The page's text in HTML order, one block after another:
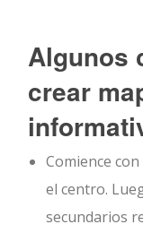
Algunos
crear
Comience
el centro.
secundarios